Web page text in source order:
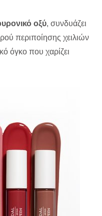
οξύ, συνδυάζει
περιποίησης χειλιών
όγκο που χαρίζει